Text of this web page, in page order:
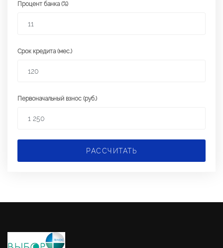
Процент банка (%)
Срок кредита (мес.)
Первоначальный взнос (руб.)
РАССЧИТАТЬ